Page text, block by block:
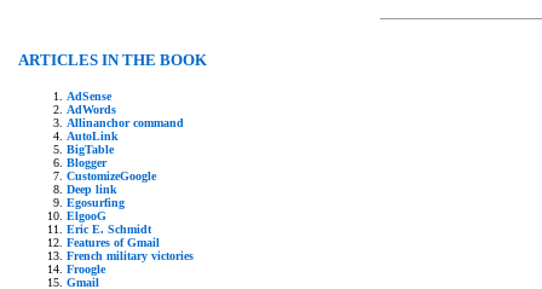
ARTICLES IN THE BOOK
AdSense
AdWords
Allinanchor command
AutoLink
BigTable
Blogger
CustomizeGoogle
Deep link
Egosurfing
ElgooG
Eric E. Schmidt
Features of Gmail
French military victories
Froogle
Gmail